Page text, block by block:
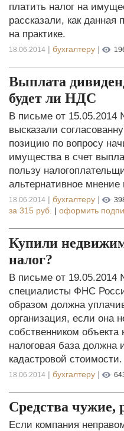
платить налог на
рассказали, как данная
на практике.
18.06.2014 | бухгалтеру |
Выплата
будет ли НДС
В письме от 15.05.2014
высказали
позицию по вопросу
имущества в счет
пользу
альтернативное мнение
18.06.2014 | бухгалтеру |
за 315 руб. | оформить
Купили
налог?
В письме от
специалисты ФНС
образом должна
организация, если она
собственником
налоговая база должна
кадастровой стоимости.
18.06.2014 | бухгалтеру |
Средства чужие,
Если компания